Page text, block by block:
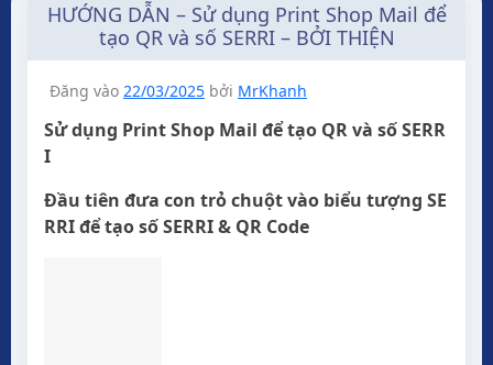
HƯỚNG DẪN – Sử dụng Print Shop Mail để
tạo QR và số SERRI – BỞI THIỆN
Đăng vào 22/03/2025 bởi MrKhanh
Sử dụng Print Shop Mail để tạo QR và số SERR
I
Đầu tiên đưa con trỏ chuột vào biểu tượng SE
RRI để tạo số SERRI & QR Code